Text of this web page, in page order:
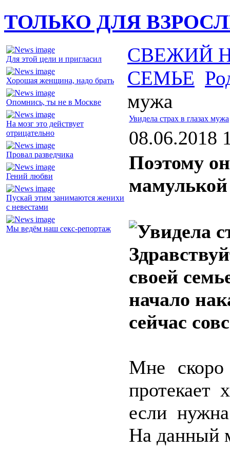
ТОЛЬКО ДЛЯ
Для этой цели и пригласил
Хорошая женщина, надо брать
Опомнись, ты не в Москве
На мозг это действует
отрицательно
Провал разведчика
Гений любви
Пускай этим занимаются женихи
с невестами
Мы ведём наш секс-репортаж
СВЕЖИЙ
СЕМЬЕ
мужа
Увидела страх в глазах мужа
08.06.2018
Поэтому
мамулькой
своей
начало
сейчас
Мне скоро
протекает
если
На данный